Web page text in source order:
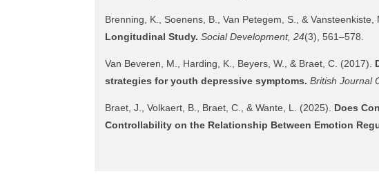
Brenning, K., Soenens, B., Van Petegem, S., & Vansteenkiste,
Longitudinal Study. Social Development, 24(3), 561–578.
Van Beveren, M., Harding, K., Beyers, W., & Braet, C. (2017).
strategies for youth depressive symptoms. British Journal
Braet, J., Volkaert, B., Braet, C., & Wante, L. (2025). Does
Controllability on the Relationship Between Emotion